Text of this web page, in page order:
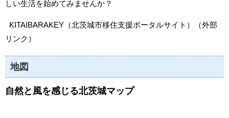
しい生活を始めてみませんか？
KITAIBARAKEY（北茨城市移住支援ポータルサイト）
（外部
リンク）
地図
自然と風を感じる北茨城マップ